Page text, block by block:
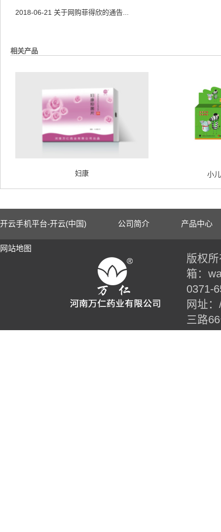
2018-06-21 关于网购菲得欣的通告...
相关产品
妇康 小
开云手机平台-开云(中国) 公司简介 产品中心
网站地图
版权
箱：
0371-
网址
三路